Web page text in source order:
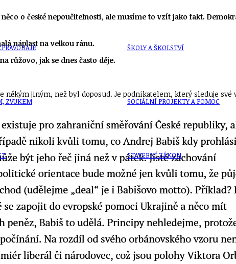
ZVUKEM
ŠKOLY A ŠKOLSTVÍ
SOCIÁLNÍ PROJEKTY A POMOC
STAVEBNÍ ZÁKON
o české nepoučitelnosti, ale musíme to vzít jako fakt.
náplast na velkou ránu.
růžovo, jak se dnes často děje.
někým jiným, než byl doposud. Je podnikatelem, který sleduje